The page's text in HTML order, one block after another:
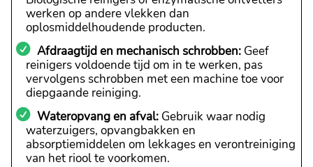
werken op andere vlekken dan
oplosmiddelhoudende producten.
Afdraagtijd en mechanisch schrobben: Geef
reinigers voldoende tijd om in te werken, pas
vervolgens schrobben met een machine toe voor
diepgaande reiniging.
Wateropvang en afval: Gebruik waar nodig
waterzuigers, opvangbakken en
absorptiemiddelen om lekkages en verontreiniging
van het riool te voorkomen.